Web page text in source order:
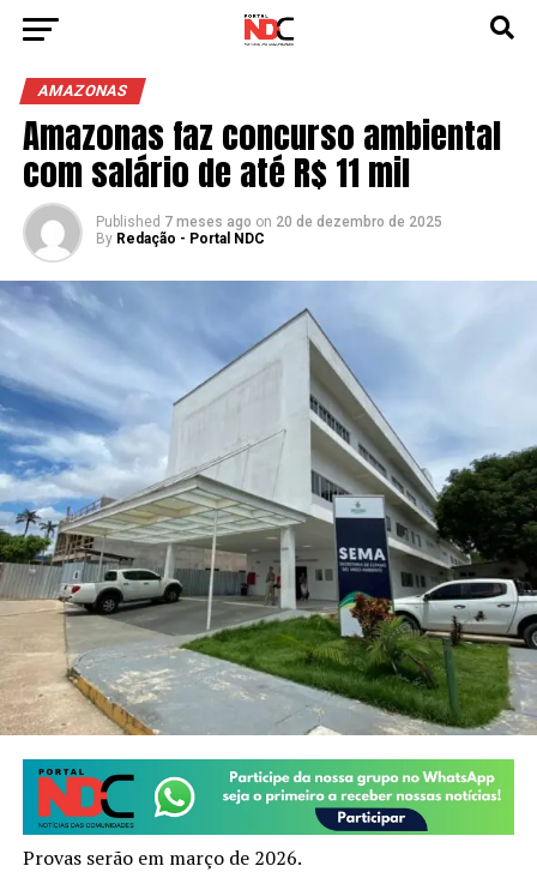
AMAZONAS
Amazonas faz concurso ambiental
com salário de até R$ 11 mil
Published 7 meses ago on 20 de dezembro de 2025
By Redação - Portal NDC
Provas serão em março de 2026.